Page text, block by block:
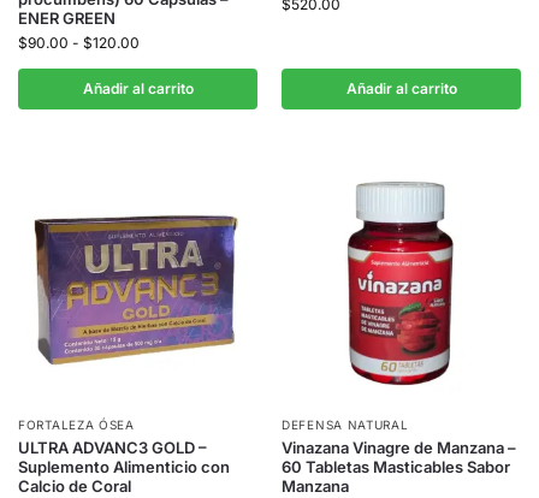
ENER GREEN
$90.00 - $120.00
Añadir al carrito
$520.00
Añadir al carrito
FORTALEZA ÓSEA
ULTRA ADVANC3 GOLD –
Suplemento Alimenticio con
Calcio de Coral
DEFENSA NATURAL
Vinazana Vinagre de Manzana –
60 Tabletas Masticables Sabor
Manzana